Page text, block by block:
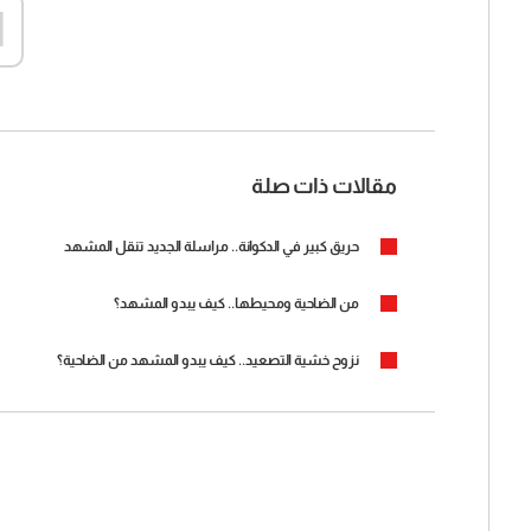
مقالات ذات صلة
حريق كبير في الدكوانة.. مراسلة الجديد تنقل المشهد
من الضاحية ومحيطها.. كيف يبدو المشهد؟
نزوح خشية التصعيد.. كيف يبدو المشهد من الضاحية؟